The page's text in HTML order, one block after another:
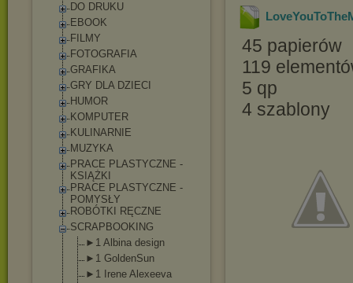
DO DRUKU
EBOOK
FILMY
FOTOGRAFIA
GRAFIKA
GRY DLA DZIECI
HUMOR
KOMPUTER
KULINARNIE
MUZYKA
PRACE PLASTYCZNE -
KSIĄŻKI
PRACE PLASTYCZNE -
POMYSŁY
ROBÓTKI RĘCZNE
SCRAPBOOKING
►1 Albina design
►1 GoldenSun
►1 Irene Alexeeva
45 papierów
119
5 qp
4 szablony